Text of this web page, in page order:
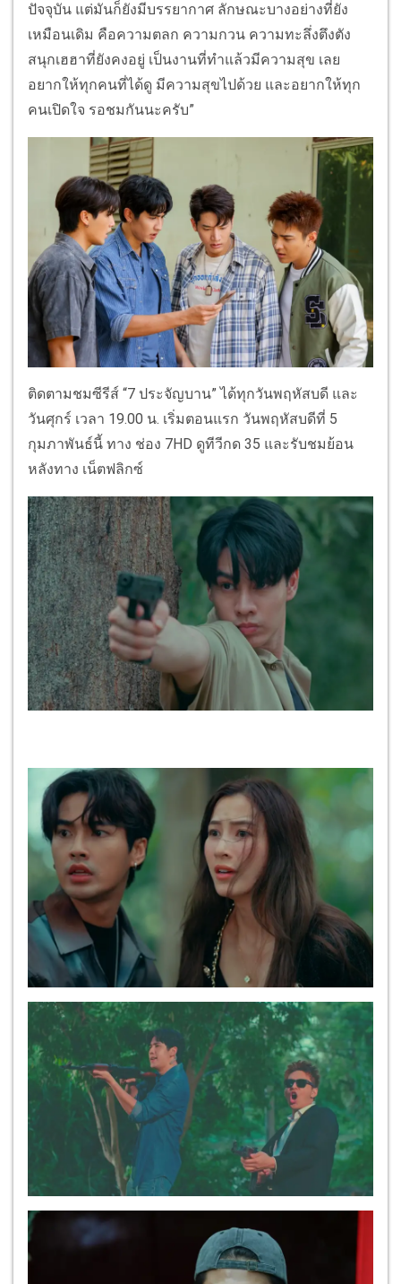
ปัจจุบัน แต่มันก็ยังมีบรรยากาศ ลักษณะบางอย่างที่ยัง
เหมือนเดิม คือความตลก ความกวน ความทะลึ่งตึงตัง
สนุกเฮฮาที่ยังคงอยู่ เป็นงานที่ทำแล้วมีความสุข เลย
อยากให้ทุกคนที่ได้ดู มีความสุขไปด้วย และอยากให้ทุก
คนเปิดใจ รอชมกันนะครับ”
ติดตามชมซีรีส์ “7 ประจัญบาน” ได้ทุกวันพฤหัสบดี และ
วันศุกร์ เวลา 19.00 น. เริ่มตอนแรก วันพฤหัสบดีที่ 5
กุมภาพันธ์นี้ ทาง ช่อง 7HD ดูทีวีกด 35 และรับชมย้อน
หลังทาง เน็ตฟลิกซ์